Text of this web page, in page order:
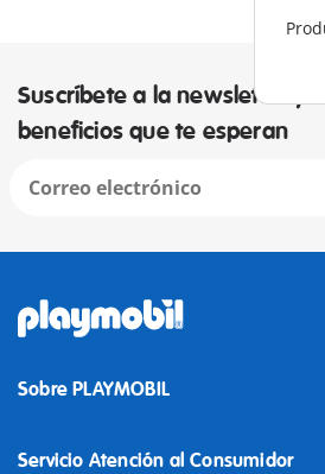
Suscríbete a la newsletter y
beneficios que te esperan
Sobre PLAYMOBIL
Servicio Atención al Consumidor